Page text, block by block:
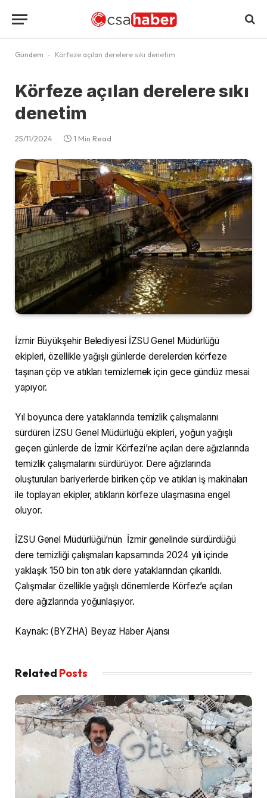
Gündem - Körfeze açılan derelere sıkı denetim
Körfeze açılan derelere sıkı
denetim
25/11/2024 1 Min Read
İzmir Büyükşehir Belediyesi İZSU Genel Müdürlüğü
ekipleri, özellikle yağışlı günlerde derelerden körfeze
taşınan çöp ve atıkları temizlemek için gece gündüz mesai
yapıyor.
Yıl boyunca dere yataklarında temizlik çalışmalarını
sürdüren İZSU Genel Müdürlüğü ekipleri, yoğun yağışlı
geçen günlerde de İzmir Körfezi’ne açılan dere ağızlarında
temizlik çalışmalarını sürdürüyor. Dere ağızlarında
oluşturulan bariyerlerde biriken çöp ve atıkları iş makinaları
ile toplayan ekipler, atıkların körfeze ulaşmasına engel
oluyor.
İZSU Genel Müdürlüğü’nün İzmir genelinde sürdürdüğü
dere temizliği çalışmaları kapsamında 2024 yılı içinde
yaklaşık 150 bin ton atık dere yataklarından çıkarıldı.
Çalışmalar özellikle yağışlı dönemlerde Körfez’e açılan
dere ağızlarında yoğunlaşıyor.
Kaynak: (BYZHA) Beyaz Haber Ajansı
Related Posts